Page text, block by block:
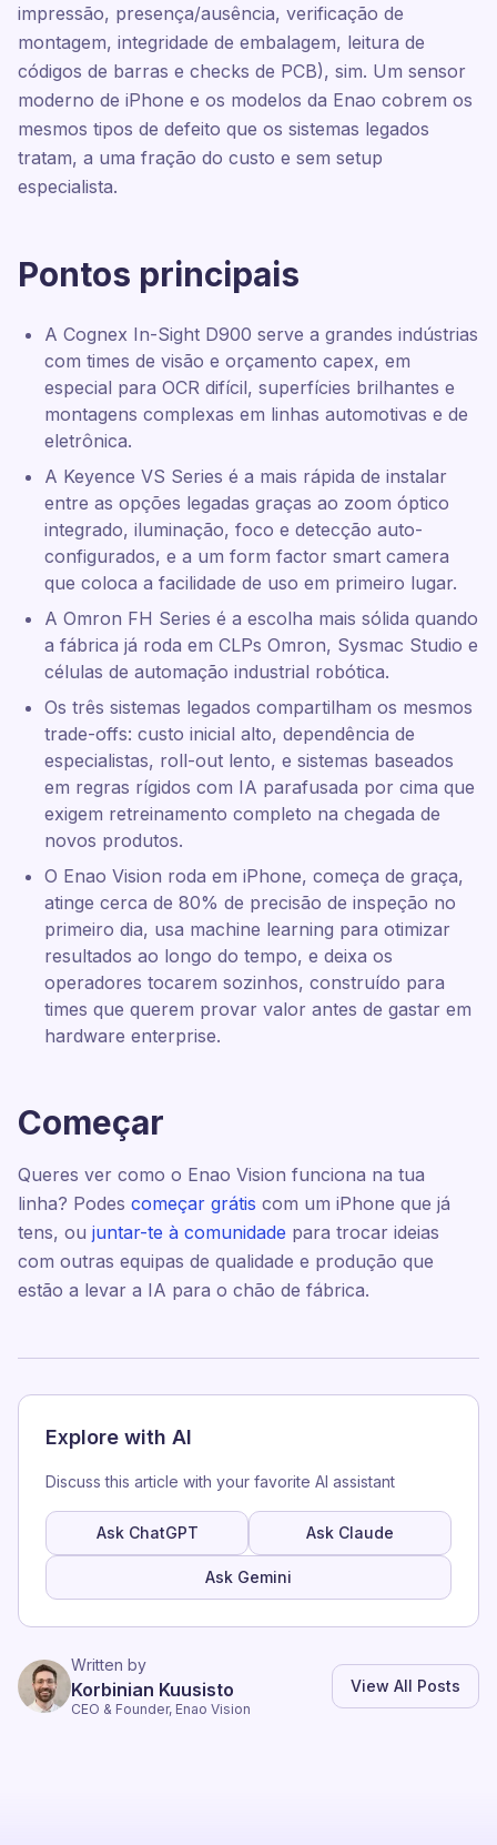
impressão, presença/ausência, verificação de
montagem, integridade de embalagem, leitura de
códigos de barras e checks de PCB), sim. Um sensor
moderno de iPhone e os modelos da Enao cobrem os
mesmos tipos de defeito que os sistemas legados
tratam, a uma fração do custo e sem setup
especialista.
Pontos principais
A Cognex In-Sight D900 serve a grandes indústrias
com times de visão e orçamento capex, em
especial para OCR difícil, superfícies brilhantes e
montagens complexas em linhas automotivas e de
eletrônica.
A Keyence VS Series é a mais rápida de instalar
entre as opções legadas graças ao zoom óptico
integrado, iluminação, foco e detecção auto-
configurados, e a um form factor smart camera
que coloca a facilidade de uso em primeiro lugar.
A Omron FH Series é a escolha mais sólida quando
a fábrica já roda em CLPs Omron, Sysmac Studio e
células de automação industrial robótica.
Os três sistemas legados compartilham os mesmos
trade-offs: custo inicial alto, dependência de
especialistas, roll-out lento, e sistemas baseados
em regras rígidos com IA parafusada por cima que
exigem retreinamento completo na chegada de
novos produtos.
O Enao Vision roda em iPhone, começa de graça,
atinge cerca de 80% de precisão de inspeção no
primeiro dia, usa machine learning para otimizar
resultados ao longo do tempo, e deixa os
operadores tocarem sozinhos, construído para
times que querem provar valor antes de gastar em
hardware enterprise.
Começar
Queres ver como o Enao Vision funciona na tua
linha? Podes começar grátis com um iPhone que já
tens, ou juntar-te à comunidade para trocar ideias
com outras equipas de qualidade e produção que
estão a levar a IA para o chão de fábrica.
Explore with AI
Discuss this article with your favorite AI assistant
Ask ChatGPT Ask Claude
Ask Gemini
Written by
Korbinian Kuusisto
CEO & Founder, Enao Vision
View All Posts